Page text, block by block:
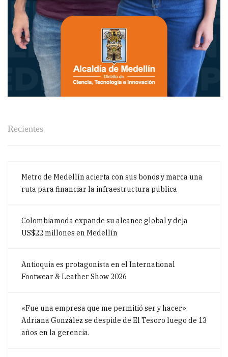
Recientes
Metro de Medellín acierta con sus bonos y marca una
ruta para financiar la infraestructura pública
Colombiamoda expande su alcance global y deja
US$22 millones en Medellín
Antioquia es protagonista en el International
Footwear & Leather Show 2026
«Fue una empresa que me permitió ser y hacer»:
Adriana González se despide de El Tesoro luego de 13
años en la gerencia.